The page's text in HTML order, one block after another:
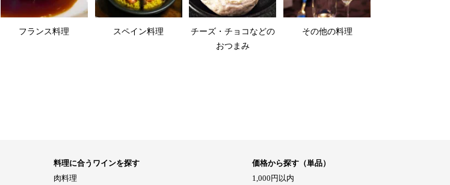
フランス料理 スペイン料理
チーズ・チョコなどの
おつまみ
その他の料理
料理に合うワインを探す
肉料理
価格から探す（単品）
1,000円以内